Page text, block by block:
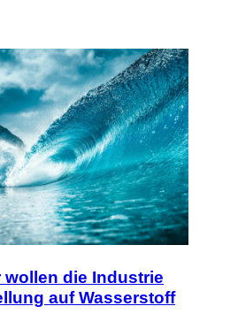
wollen die Industrie
auf Wasserstoff